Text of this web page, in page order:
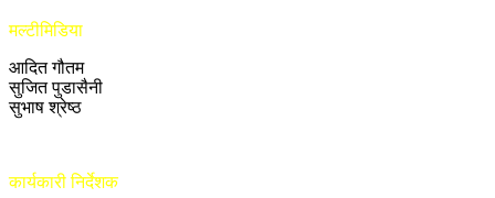
मल्टीमिडिया
आदित गौतम
सुजित पुडासैनी
सुभाष श्रेष्ठ
कार्यकारी निर्देशक